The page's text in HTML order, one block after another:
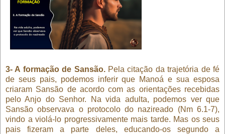
3- A formação de Sansão.Pela citação da trajetória de fé
de seus pais, podemos inferir que Manoá e sua esposa
criaram Sansão de acordo com as orientações recebidas
pelo Anjo do Senhor. Na vida adulta, podemos ver que
Sansão observava o protocolo do nazireado (Nm 6.1-7),
vindo a violá-lo progressivamente mais tarde. Mas os seus
pais fizeram a parte deles, educando-os segundo a